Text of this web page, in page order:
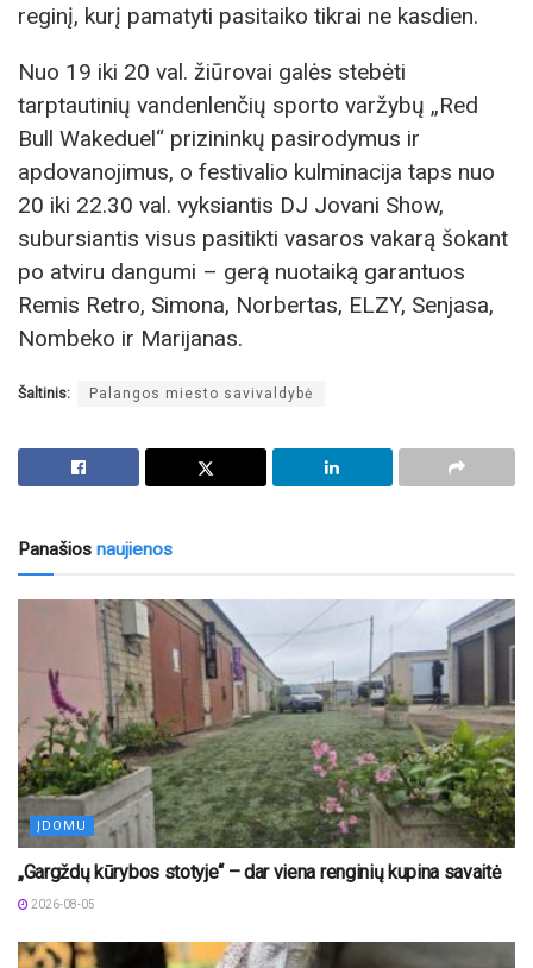
reginį, kurį pamatyti pasitaiko tikrai ne kasdien.
Nuo 19 iki 20 val. žiūrovai galės stebėti
tarptautinių vandenlenčių sporto varžybų „Red
Bull Wakeduel“ prizininkų pasirodymus ir
apdovanojimus, o festivalio kulminacija taps nuo
20 iki 22.30 val. vyksiantis DJ Jovani Show,
subursiantis visus pasitikti vasaros vakarą šokant
po atviru dangumi – gerą nuotaiką garantuos
Remis Retro, Simona, Norbertas, ELZY, Senjasa,
Nombeko ir Marijanas.
Šaltinis: Palangos miesto savivaldybė
Panašios naujienos
ĮDOMU
„Gargždų kūrybos stotyje“ – dar viena renginių kupina savaitė
2026-08-05